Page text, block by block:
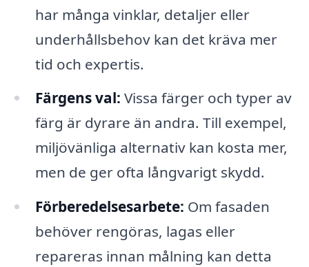
har många vinklar, detaljer eller
underhållsbehov kan det kräva mer
tid och expertis.
Färgens val: Vissa färger och typer av
färg är dyrare än andra. Till exempel,
miljövänliga alternativ kan kosta mer,
men de ger ofta långvarigt skydd.
Förberedelsesarbete: Om fasaden
behöver rengöras, lagas eller
repareras innan målning kan detta